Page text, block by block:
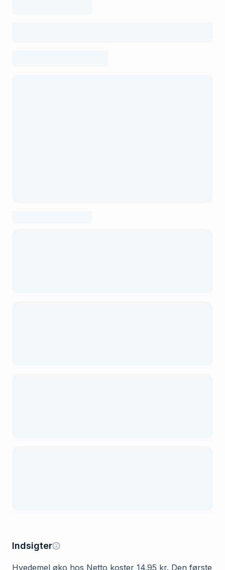
Indsigter
Hvedemel øko hos Netto koster 14.95 kr. Den første